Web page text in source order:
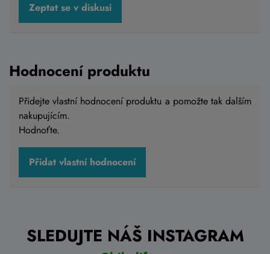
Zeptat se v diskusi
Hodnocení produktu
Přidejte vlastní hodnocení produktu a pomožte tak dalším
nakupujícím.
Hodnoťte.
Přidat vlastní hodnocení
SLEDUJTE NÁŠ INSTAGRAM